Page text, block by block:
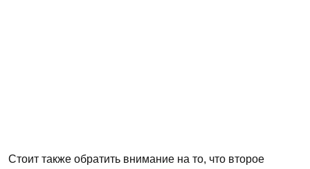
Стоит также обратить внимание на то, что второе